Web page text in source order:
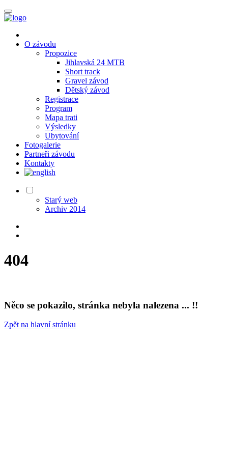
O závodu
Propozice
Jihlavská 24 MTB
Short track
Gravel závod
Dětský závod
Registrace
Program
Mapa trati
Výsledky
Ubytování
Fotogalerie
Partneři závodu
Kontakty
Starý web
Archiv 2014
404
Něco se pokazilo, stránka nebyla nalezena ... !!
Zpět na hlavní stránku